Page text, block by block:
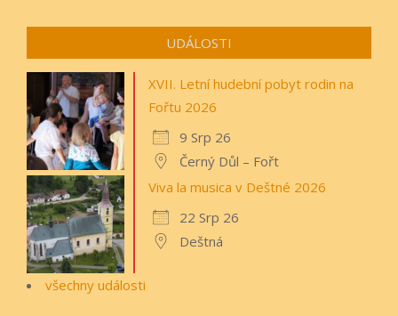
UDÁLOSTI
XVII. Letní hudební pobyt rodin na
Fořtu 2026
9 Srp 26
Černý Důl – Fořt
Viva la musica v Deštné 2026
22 Srp 26
Deštná
všechny události